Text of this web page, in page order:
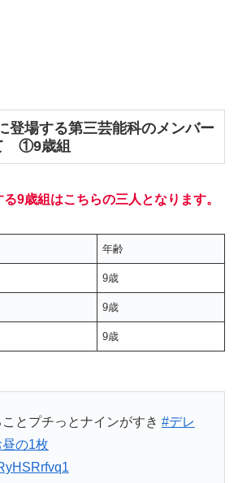
登場する第三芸能科のメンバー
①9歳組
9歳組はこちらの三人となります。
年齢
9歳
9歳
9歳
とプチっとナインがすき #デレ
の1枚